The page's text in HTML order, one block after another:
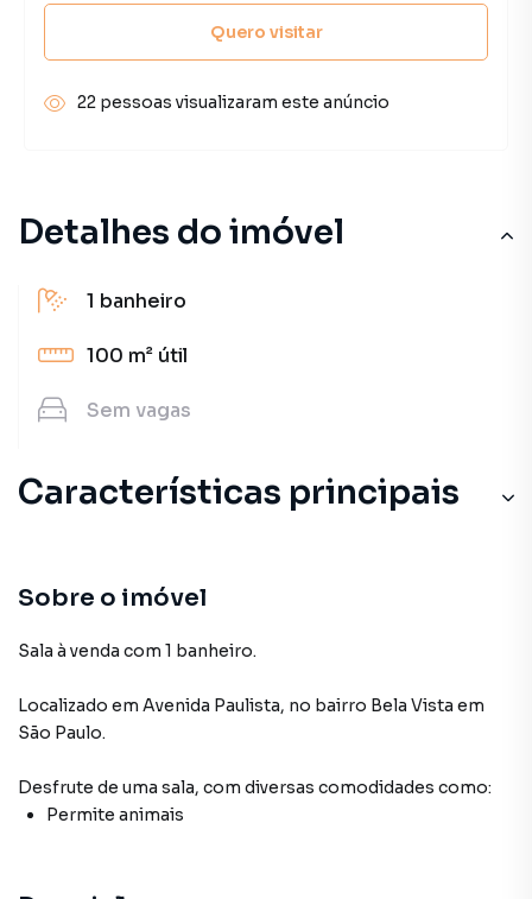
Detalhes do imóvel
1 banheiro
100 m² útil
Sem vagas
Características principais
Sobre o imóvel
Sala à venda com 1 banheiro.
Localizado em Avenida Paulista, no bairro Bela Vista em
São Paulo.
Desfrute de uma sala, com diversas comodidades como:
Permite animais
Quero visitar
22 pessoas visualizaram este anúncio